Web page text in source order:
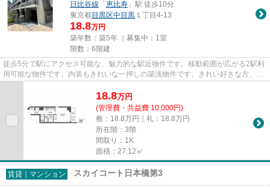
日比谷線 「 恵比寿 」駅 徒歩10分
東京都目黒区中目黒 １丁目4-13
18.8万円
築年数：築5年 ｜募集中： 1室
階数：6階建
徒歩5分で駅にアクセス可能な、魅力的な駅近物件です。移動範囲が広がる2駅利
用可能な物件です。内装もきれいな一押しの築浅物件です。きれい好きな方、古
18.8万円
(管理費・共益費 10,000円)
敷：18.8万円｜礼：18.8万円
所在階：3階
間取り：1K
面積：27.12㎡
賃貸｜マンション スカイコート日本橋第3